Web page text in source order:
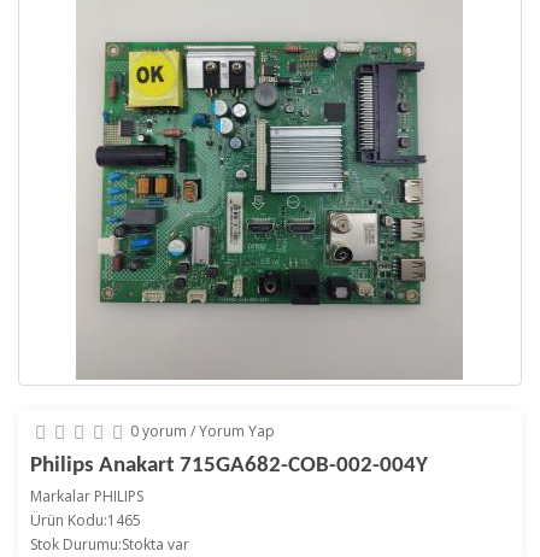
0 yorum /Yorum Yap
Philips Anakart 715GA682-COB-002-004Y
Markalar PHILIPS
Ürün Kodu:1465
Stok Durumu:Stokta var